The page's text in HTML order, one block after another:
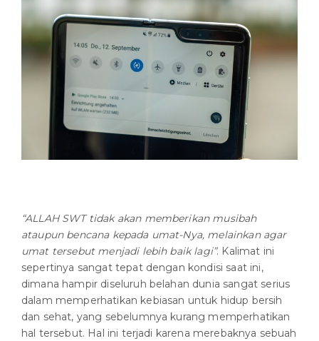
“ALLAH SWT tidak akan memberikan musibah
ataupun bencana kepada umat-Nya, melainkan agar
umat tersebut menjadi lebih baik lagi”. Kalimat ini
sepertinya sangat tepat dengan kondisi saat ini,
dimana hampir diseluruh belahan dunia sangat serius
dalam memperhatikan kebiasan untuk hidup bersih
dan sehat, yang sebelumnya kurang memperhatikan
hal tersebut. Hal ini terjadi karena merebaknya sebuah